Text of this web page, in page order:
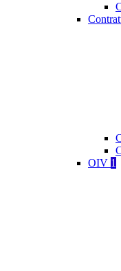
OIV 1